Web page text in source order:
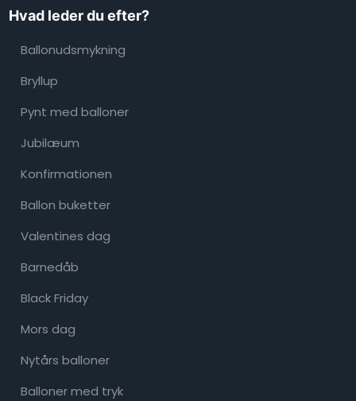
Hvad leder du efter?
Ballonudsmykning
Bryllup
Pynt med balloner
Jubilæum
Konfirmationen
Ballon buketter
Valentines dag
Barnedåb
Black Friday
Mors dag
Nytårs balloner ​
Balloner med tryk